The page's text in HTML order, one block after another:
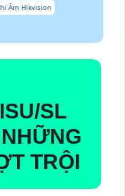
Âm Hikvision
SL
TRỘI